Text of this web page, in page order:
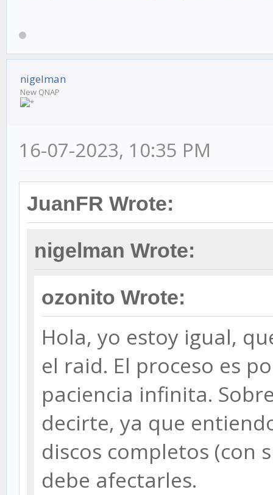
nigelman
New QNAP
16-07-2023, 10:35 PM
JuanFR Wrote:
nigelman Wrote:
ozonito Wrote:
Hola, yo estoy igual,
el raid. El proceso es
paciencia infinita.
decirte, ya que
discos completos (con
debe afectarles.